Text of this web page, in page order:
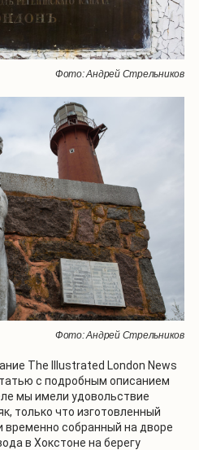
Фото: Андрей Стрельников
Фото: Андрей Стрельников
The Illustrated London News
с подробным описанием
мы имели удовольствие
только что изготовленный
временно собранный на дворе
в Хокстоне на берегу